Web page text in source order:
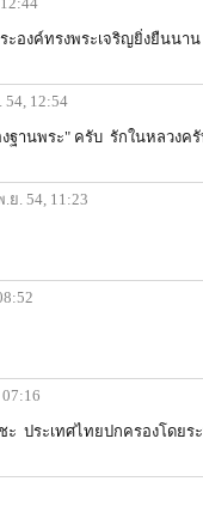
องค์ทรงพระเจริญยิ่งยืนนาน
12:54
ฐานพระ" ครับ รักในหลวงค
ย. 54, 11:23
ประเทศไทยปกครองโดย